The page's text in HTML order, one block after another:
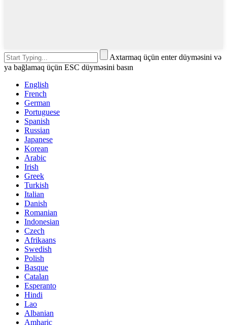
Axtarmaq üçün enter düyməsini və
ya bağlamaq üçün ESC düyməsini basın
English
French
German
Portuguese
Spanish
Russian
Japanese
Korean
Arabic
Irish
Greek
Turkish
Italian
Danish
Romanian
Indonesian
Czech
Afrikaans
Swedish
Polish
Basque
Catalan
Esperanto
Hindi
Lao
Albanian
Amharic